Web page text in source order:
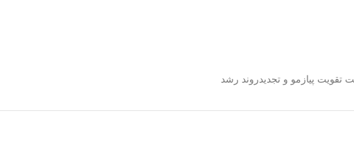
پیازمو و تجدیدروند رشد